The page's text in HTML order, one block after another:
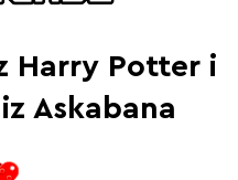
Harry Potter i
Askabana